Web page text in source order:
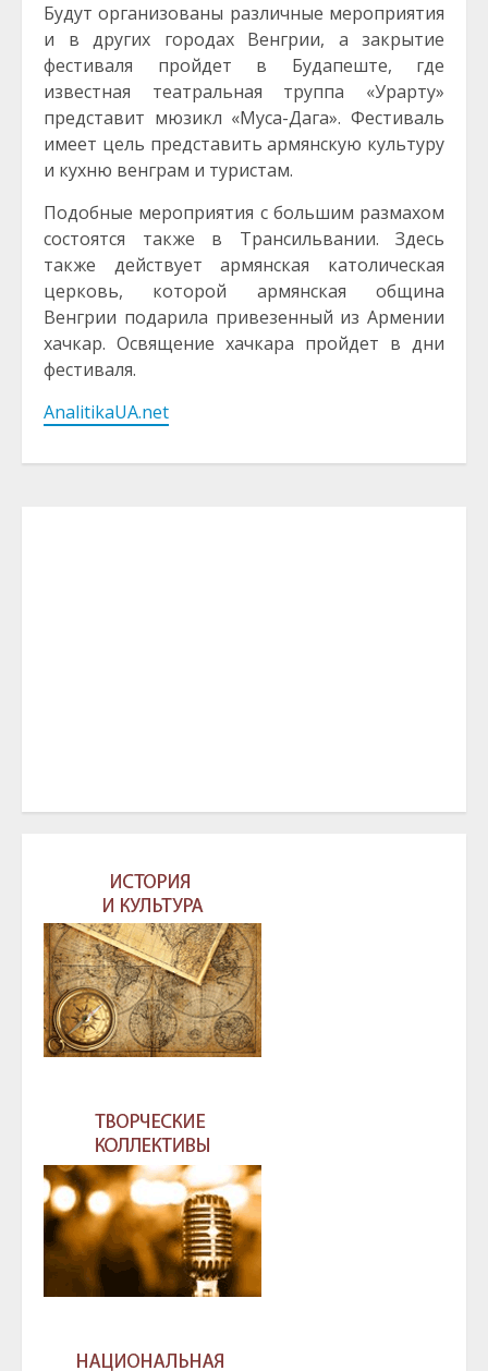
Будут организованы различные мероприятия
и в других городах Венгрии, а закрытие
фестиваля пройдет в Будапеште, где
известная театральная труппа «Урарту»
представит мюзикл «Муса-Дага». Фестиваль
имеет цель представить армянскую культуру
и кухню венграм и туристам.
Подобные мероприятия с большим размахом
состоятся также в Трансильвании. Здесь
также действует армянская католическая
церковь, которой армянская община
Венгрии подарила привезенный из Армении
хачкар. Освящение хачкара пройдет в дни
фестиваля.
AnalitikaUA.net